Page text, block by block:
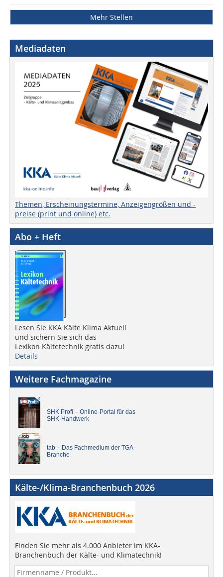
Mehr Stellen
Mediadaten
Themen, Erscheinungstermine, Anzeigengrößen und -
preise (print und online) etc.
Abo + Heft
Lesen Sie KKA Kälte Klima Aktuell
und sichern Sie sich das
Lexikon Kältetechnik gratis dazu!
Details
Weitere Fachmagazine
SHK Profi – Online-Portal für das
SHK-Handwerk
tab – Das Fachmedium der TGA-
Branche
Kälte-/Klima-Branchenbuch 2026
Finden Sie mehr als 4.000 Anbieter im KKA-
Branchenbuch der Kälte- und Klimatechnik!